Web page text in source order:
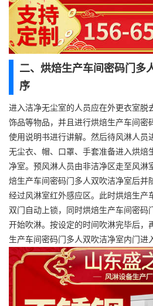
二、烘焙生产车间密码门多
序
进入洁净无尘室的人员应在外更衣室脱
饰品等物品，并且进行烘焙生产车间密
使用说明书进行讲解。然后待风淋人员
无尘衣、帽、口罩、手套准备进入烘焙
净室。预风淋人员由非洁净区走至风淋
焙生产车间密码门多人双吹洁净室后并
经过风淋室红外感应区。此时烘焙生产
双门自动上锁，同时烘焙生产车间密码
开始吹淋。按设定的时间吹淋完毕后，
生产车间密码门多人双吹洁净室内门进